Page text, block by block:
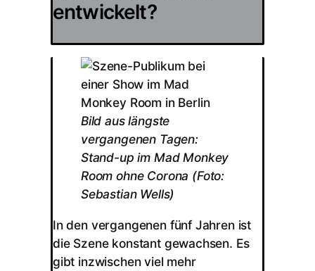
entwickelt?
Bild aus längste
vergangenen Tagen:
Stand-up im Mad Monkey
Room ohne Corona (Foto:
Sebastian Wells)
In den vergangenen fünf Jahren ist
die Szene konstant gewachsen. Es
gibt inzwischen viel mehr